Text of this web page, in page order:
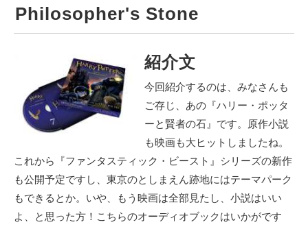
Philosopher's Stone
紹介文
今回紹介するのは、みなさんも
ご存じ、あの『ハリー・ポッタ
ーと賢者の石』です。原作小説
も映画も大ヒットしましたね。
これから『ファンタスティック・ビースト』シリーズの新作
も公開予定ですし、東京のとしまえん跡地にはテーマパーク
もできるとか。いや、もう映画は全部見たし、小説はいい
よ、と思った方！こちらのオーディオブックはいかがです